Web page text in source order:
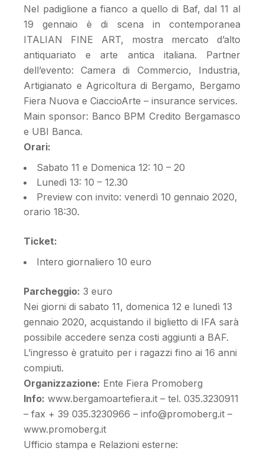
Nel padiglione a fianco a quello di Baf, dal 11 al
19 gennaio è di scena in contemporanea
ITALIAN FINE ART, mostra mercato d’alto
antiquariato e arte antica italiana. Partner
dell’evento: Camera di Commercio, Industria,
Artigianato e Agricoltura di Bergamo, Bergamo
Fiera Nuova e CiaccioArte – insurance services.
Main sponsor: Banco BPM Credito Bergamasco
e UBI Banca.
Orari:
Sabato 11 e Domenica 12: 10 – 20
Lunedì 13: 10 – 12.30
Preview con invito: venerdì 10 gennaio 2020,
orario 18:30.
Ticket:
Intero giornaliero 10 euro
Parcheggio: 3 euro
Nei giorni di sabato 11, domenica 12 e lunedì 13
gennaio 2020, acquistando il biglietto di IFA sarà
possibile accedere senza costi aggiunti a BAF.
L’ingresso è gratuito per i ragazzi fino ai 16 anni
compiuti.
Organizzazione: Ente Fiera Promoberg
Info: www.bergamoartefiera.it – tel. 035.3230911
– fax + 39 035.3230966 – info@promoberg.it –
www.promoberg.it
Ufficio stampa e Relazioni esterne: